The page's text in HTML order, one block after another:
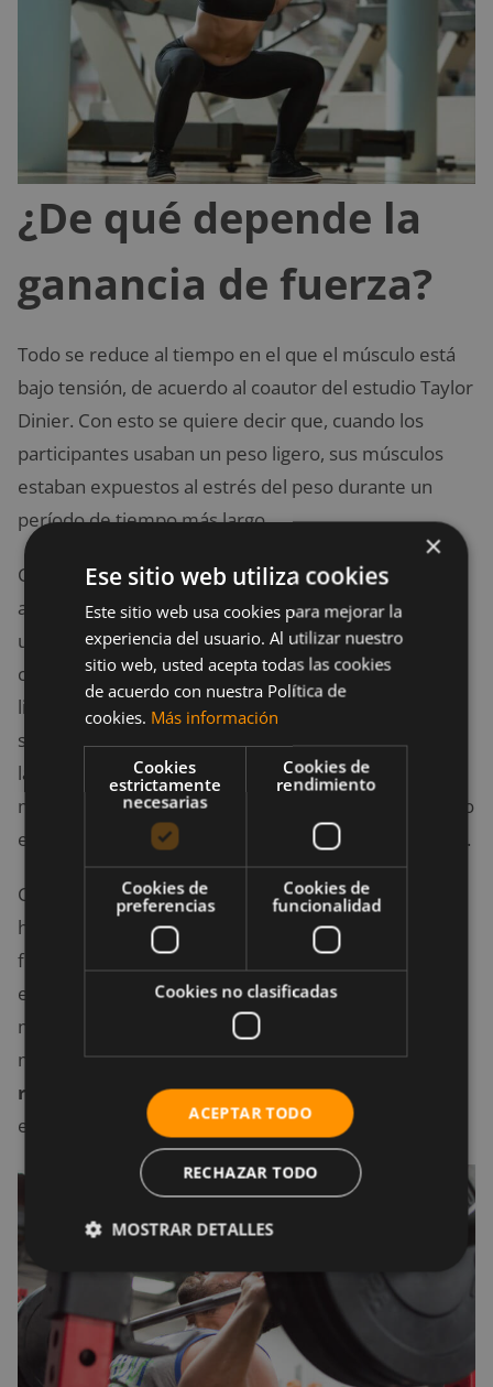
¿De qué depende la
ganancia de fuerza?
Todo se reduce al tiempo en el que el músculo está
bajo tensión, de acuerdo al coautor del estudio Taylor
Dinier. Con esto se quiere decir que, cuando los
participantes usaban un peso ligero, sus músculos
estaban expuestos al estrés del peso durante un
período de tiempo más largo.
Cabe destacar que, haciendo referencia a estudios
anteriores, un mayor tiempo bajo tensión conduce a
una mayorsíntesis de proteínas musculares, o a la
construcción de músculo. Al levantar cargas más
livianas hasta el punto del fallo, tus músculos están
sujetos a la carga por un período de tiempo más
largo. Por ende, reclutas más
fibras musculares
medida que los músculos comienzan a fatigarse, todo
el músculo está sujeto al estímulo de entrenamiento.
Cuando una persona levanta cargas más pesadas
hasta el punto de llegar al fallo completo, de igual
forma desarrolla músculo, esto se debe a la
especificad del peso de entrenamiento y a la tensión
mecánica, o incluso a la tensión ejercida sobre el
músculo por la carga más pesada, lo que lleva al
reclutamiento de más fibras musculares
el levantamiento.
×
Ese sitio web utiliza cookies
Este sitio web usa cookies para mejorar la
experiencia del usuario. Al utilizar nuestro
sitio web, usted acepta todas las cookies
de acuerdo con nuestra Política de
cookies. Más información
Cookies
estrictamente
necesarias
Cookies de
rendimiento
Cookies de
preferencias
Cookies de
funcionalidad
Cookies no clasificadas
ACEPTAR TODO
RECHAZAR TODO
MOSTRAR DETALLES